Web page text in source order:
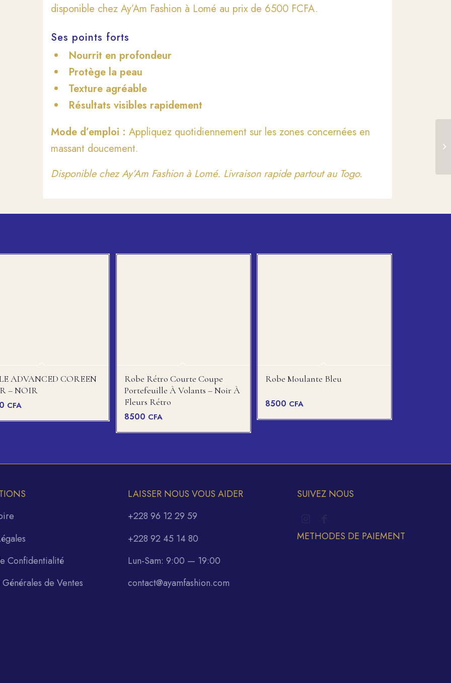
disponible chez Ay’Am Fashion à Lomé au prix de 6500 FCFA.
Ses points forts
Nourrit en profondeur
Protège la peau
Texture agréable
Résultats visibles rapidement
Mode d’emploi : Appliquez quotidiennement sur les zones concernées en
massant doucement.
Disponible chez Ay’Am Fashion à Lomé. Livraison rapide partout au Togo.
ADVANCED COREEN
– NOIR
CFA
Robe Rétro Courte Coupe
Portefeuille À Volants – Noir À
Fleurs Rétro
8500 CFA
Robe Moulante Bleu
8500 CFA
Confidentialité
de Ventes
LAISSER NOUS VOUS AIDER
+228 96 12 29 59
+228 92 45 14 80
Lun-Sam: 9:00 — 19:00
contact@ayamfashion.com
SUIVEZ NOUS
METHODES DE PAIEMENT